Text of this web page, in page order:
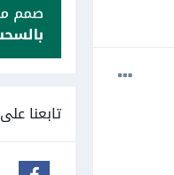
تابعنا على